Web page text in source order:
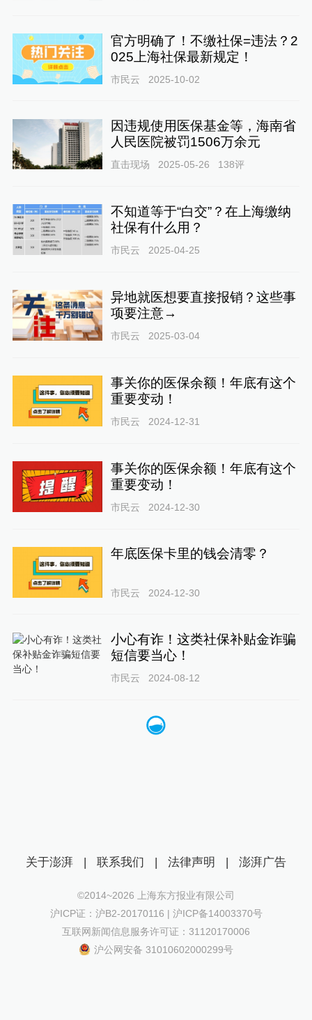
官方明确了！不缴社保=违法？2
025上海社保最新规定！
市民云 2025-10-02
因违规使用医保基金等，海南省
人民医院被罚1506万余元
直击现场 2025-05-26 138评
不知道等于“白交”？在上海缴纳
社保有什么用？
市民云 2025-04-25
异地就医想要直接报销？这些事
项要注意→
市民云 2025-03-04
事关你的医保余额！年底有这个
重要变动！
市民云 2024-12-31
事关你的医保余额！年底有这个
重要变动！
市民云 2024-12-30
年底医保卡里的钱会清零？
市民云 2024-12-30
小心有诈！这类社保补贴金诈骗
短信要当心！
市民云 2024-08-12
关于澎湃 | 联系我们 | 法律声明 | 澎湃广告
©2014~2026 上海东方报业有限公司
沪ICP证：沪B2-20170116 | 沪ICP备14003370号
互联网新闻信息服务许可证：31120170006
沪公网安备 31010602000299号